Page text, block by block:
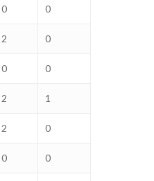
0 0
2 0
0 0
2 1
2 0
0 0